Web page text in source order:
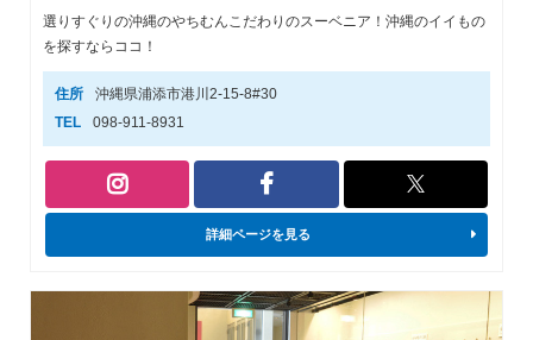
選りすぐりの沖縄のやちむんこだわりのスーベニア！沖縄のイイもの
を探すならココ！
住所
沖縄県浦添市港川2-15-8#30
TEL
098-911-8931
詳細ページを見る